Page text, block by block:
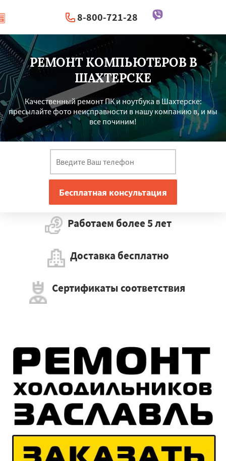
Работаем по регионам ×
8-800-721-28
| Перезвоните мне
РЕМОНТ КОМПЬЮТЕРОВ В
ШАХТЕРСКЕ
Качественный ремонт ПК и ноутбука в Шахтерске:
пресылайте фото неисправности в нашу компанию в, и мы
все починим!
Работаем более 5 лет
Доставка бесплатно
Сертификаты соответствия
УЗНАТЬ ПОДРОБНЕЕ ×